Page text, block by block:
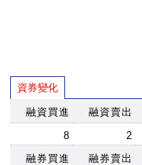
資券變化
融資買進 融資賣出
8
2
融券買進
融券賣出